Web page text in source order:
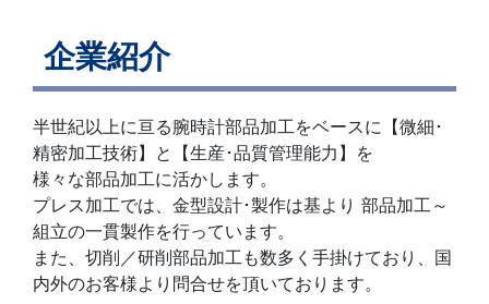
企業紹介
半世紀以上に亘る腕時計部品加工をベースに【微細･
精密加工技術】と【生産･品質管理能力】を
様々な部品加工に活かします。
プレス加工では、金型設計･製作は基より 部品加工～
組立の一貫製作を行っています。
また、切削／研削部品加工も数多く手掛けており、国
内外のお客様より問合せを頂いております。